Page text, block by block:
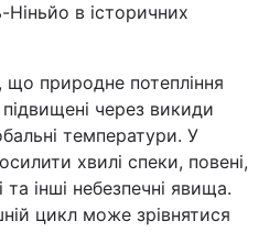
Ніньйо в історичних
що природне потепління
через викиди
температури. У
хвилі спеки, повені,
інші небезпечні явища.
цикл може зрівнятися